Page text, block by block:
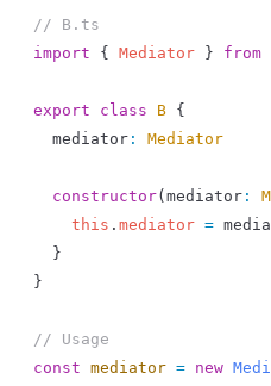
// B.ts
import { Mediator } from
export class B {
  mediator
: Mediator
  constructor
( mediator :
    this
. mediator =
  }
}
// Usage
const mediator = new